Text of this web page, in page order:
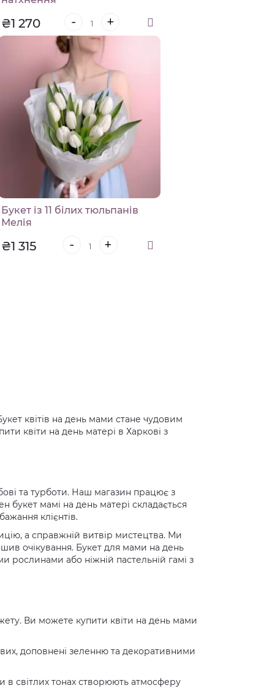
₴1 270 - +
Букет із 11 білих тюльпанів
Мелія
₴1 315 - +
квітів на день мами стане чудовим
квіти на день матері в Харкові з
та турботи. Наш магазин працює з
букет мамі на день матері складається
клієнтів.
а справжній витвір мистецтва. Ми
очікування. Букет для мами на день
рослинами або ніжній пастельній гамі з
Ви можете купити квіти на день мами
доповнені зеленню та декоративними
в світлих тонах створюють атмосферу